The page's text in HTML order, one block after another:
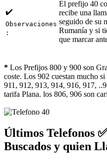
✔️
Observaciones
:
El prefijo 40
recibe una
seguido de su
Rumanía y si
que marcar
* Los Prefijos 800 y 900 son
coste. Los 902 cuestan mucho
911, 912, 913, 914, 916, 917,
tarifa Plana. los 806, 906 son
Últimos Telefonos
Buscados y quien